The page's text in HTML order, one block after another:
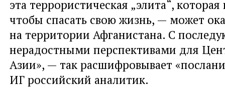
эта террористическая „элита“,
чтобы спасать свою жизнь, — может
на территории Афганистана. С
нерадостными перспективами для
Азии», — так расшифровывает
ИГ российский аналитик.